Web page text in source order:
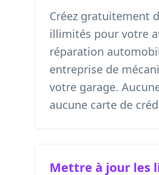
Créez gratuitement
illimités pour votre
réparation
entreprise de
votre garage.
aucune carte de
Mettre à jour les